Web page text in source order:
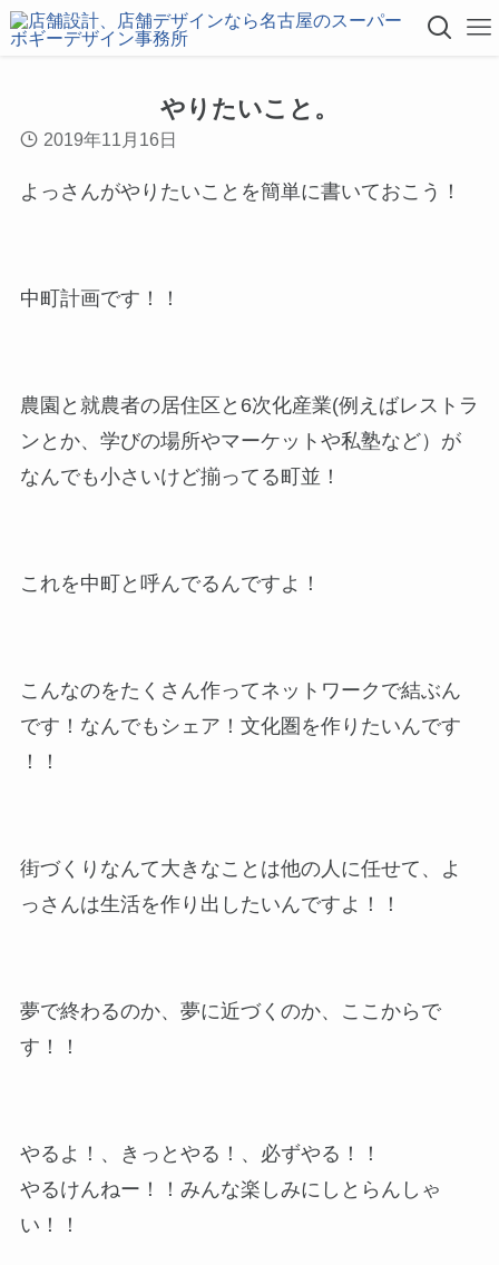
やりたいこと。
2019年11月16日
よっさんがやりたいことを簡単に書いておこう！
中町計画です！！
農園と就農者の居住区と6次化産業(例えばレストラ
ンとか、学びの場所やマーケットや私塾など）が
なんでも小さいけど揃ってる町並！
これを中町と呼んでるんですよ！
こんなのをたくさん作ってネットワークで結ぶん
です！なんでもシェア！文化圏を作りたいんです
！！
街づくりなんて大きなことは他の人に任せて、よ
っさんは生活を作り出したいんですよ！！
夢で終わるのか、夢に近づくのか、ここからで
す！！
やるよ！、きっとやる！、必ずやる！！
やるけんねー！！みんな楽しみにしとらんしゃ
い！！